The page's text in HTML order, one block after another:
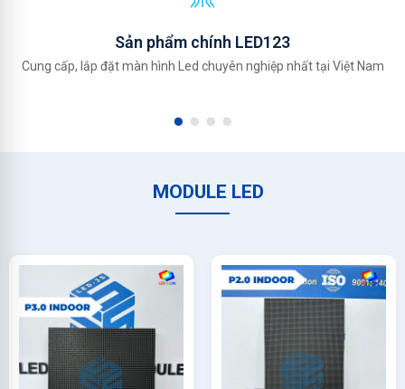
Sản phẩm chính LED123
Cung cấp, lắp đặt màn hình Led chuyên nghiệp nhất tại Việt Nam
MODULE LED